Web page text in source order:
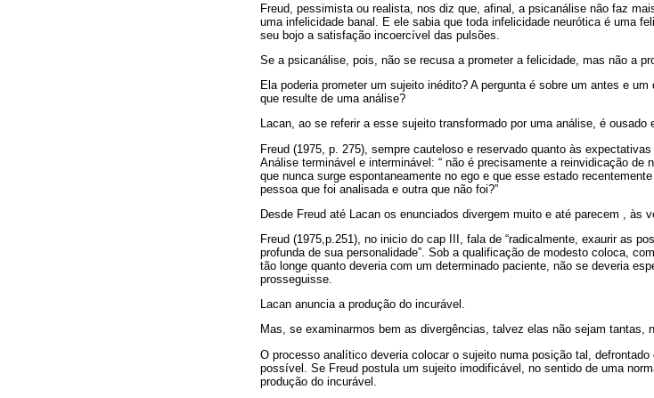
Freud, pessimista ou realista, nos diz que, afinal, a psicanálise não faz
uma infelicidade banal. E ele sabia que toda infelicidade neurótica é uma
seu bojo a satisfação incoercível das pulsões.
Se a psicanálise, pois, não se recusa a prometer a felicidade, mas não a
Ela poderia prometer um sujeito inédito? A pergunta é sobre um antes e
que resulte de uma análise?
Lacan, ao se referir a esse sujeito transformado por uma análise, é
Freud (1975, p. 275), sempre cauteloso e reservado quanto às
Análise terminável e interminável: “ não é precisamente a reinvidicação
que nunca surge espontaneamente no ego e que esse estado
pessoa que foi analisada e outra que não foi?”
Desde Freud até Lacan os enunciados divergem muito e até parecem , às
Freud (1975,p.251), no inicio do cap III, fala de “radicalmente, exaurir as
profunda de sua personalidade”. Sob a qualificação de modesto coloca,
tão longe quanto deveria com um determinado paciente, não se deveria
prosseguisse.
Lacan anuncia a produção do incurável.
Mas, se examinarmos bem as divergências, talvez elas não sejam tantas,
O processo analítico deveria colocar o sujeito numa posição tal,
possível. Se Freud postula um sujeito imodificável, no sentido de uma
produção do incurável.